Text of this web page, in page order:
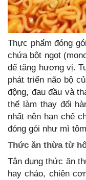
Thực phẩm đóng
chứa bột ngọt
để tăng hương vị.
phát triển não bộ
động, đau đầu và
thể làm thay đổi
nhất nên hạn chế
đóng gói như mì
Thức ăn thừa từ
Tận dụng thức ăn
hay cháo, chiên